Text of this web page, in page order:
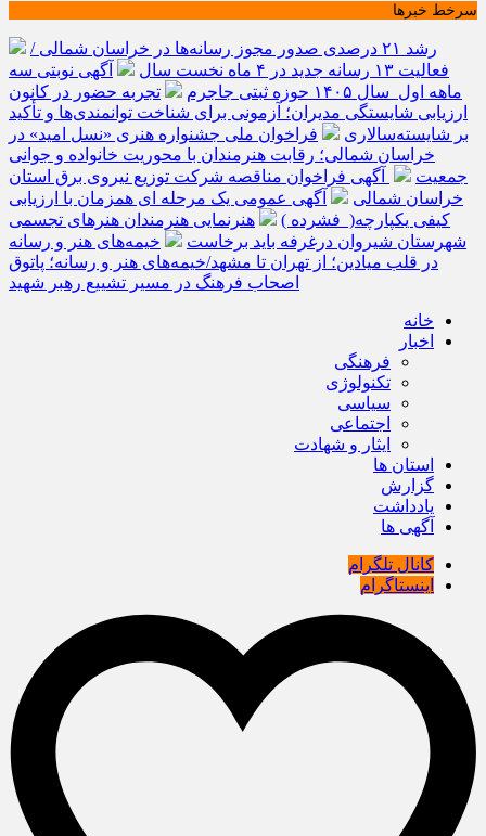
سرخط خبرها
رشد ۲۱ درصدی صدور مجوز رسانه‌ها در خراسان شمالی /
فعالیت ۱۳ رسانه جدید در ۴ ماه نخست سال
آگهی نوبتی سه
ماهه اول سال ۱۴۰۵ حوزه ثبتی جاجرم
تجربه حضور در کانون
ارزیابی شایستگی مدیران؛ آزمونی برای شناخت توانمندی‌ها و تأکید
بر شایسته‌سالاری
فراخوان ملی جشنواره هنری «نسل امید» در
خراسان شمالی؛ رقابت هنرمندان با محوریت خانواده و جوانی
جمعیت
آگهی فراخوان مناقصه شرکت توزیع نیروی برق استان
خراسان شمالی
آگهی عمومی یک مرحله ای همزمان با ارزیابی
کیفی یکپارچه( فشرده )
هنرنمایی هنرمندان هنرهای تجسمی
شهرستان شیروان درغرفه باید برخاست
خیمه‌های هنر و رسانه
در قلب میادین؛ از تهران تا مشهد/خیمه‌های هنر و رسانه؛ پاتوق
اصحاب فرهنگ در مسیر تشییع رهبر شهید
خانه
اخبار
فرهنگی
تکنولوژی
سیاسی
اجتماعی
ایثار و شهادت
استان ها
گزارش
یادداشت
آگهی ها
کانال تلگرام
اینستاگرام